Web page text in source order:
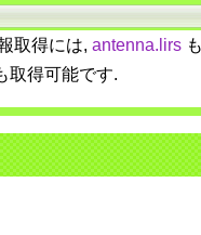
取得には, antenna.lirs
取得可能です.